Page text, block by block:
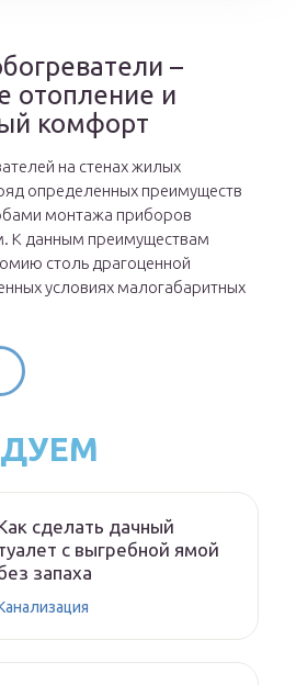
–
отопление и
комфорт
на стенах жилых
определенных преимуществ
монтажа приборов
К данным преимуществам
столь драгоценной
условиях малогабаритных
сделать дачный
с выгребной ямой
запаха